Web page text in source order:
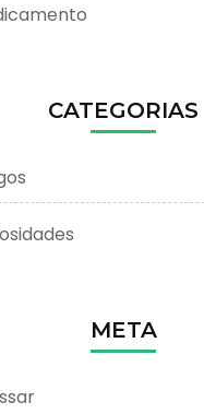
CATEGORIAS
META